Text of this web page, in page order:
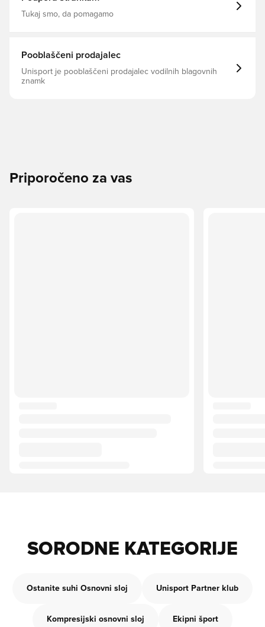
Tukaj smo, da pomagamo
Pooblaščeni prodajalec
Unisport je pooblaščeni prodajalec vodilnih blagovnih
znamk
Priporočeno za vas
SORODNE KATEGORIJE
Ostanite suhi Osnovni sloj Unisport Partner klub
Kompresijski osnovni sloj Ekipni šport